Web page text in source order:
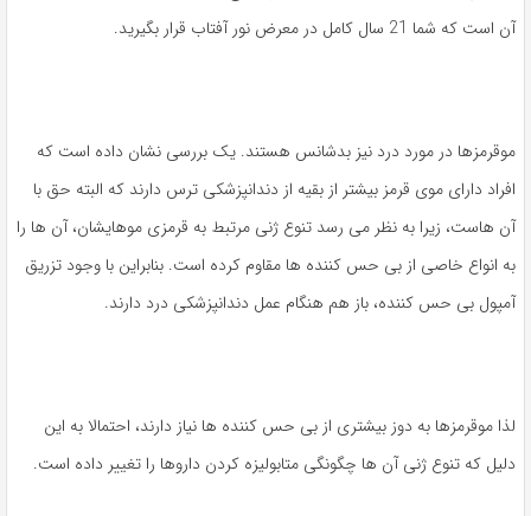
آن است که شما 21 سال کامل در معرض نور آفتاب قرار بگیرید.
موقرمزها در مورد درد نیز بدشانس هستند. یک بررسی نشان داده است که
افراد دارای موی قرمز بیشتر از بقیه از دندانپزشکی ترس دارند که البته حق با
آن هاست، زیرا به نظر می رسد تنوع ژنی مرتبط به قرمزی موهایشان، آن ها را
به انواع خاصی از بی حس کننده ها مقاوم کرده است. بنابراین با وجود تزریق
آمپول بی حس کننده، باز هم هنگام عمل دندانپزشکی درد دارند.
لذا موقرمزها به دوز بیشتری از بی حس کننده ها نیاز دارند، احتمالا به این
دلیل که تنوع ژنی آن ها چگونگی متابولیزه کردن داروها را تغییر داده است.